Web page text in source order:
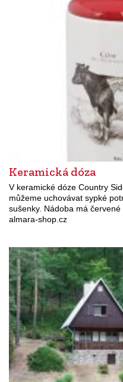
Keramická dóza
V keramické dóze Country
můžeme uchovávat sypké
sušenky. Nádoba má
almara-shop.cz